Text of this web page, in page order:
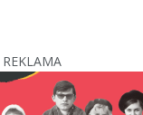
REKLAMA